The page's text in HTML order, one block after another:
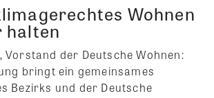
Wohnen
halten
Vorstand der Deutsche Wohnen:
bringt ein gemeinsames
Bezirks und der Deutsche